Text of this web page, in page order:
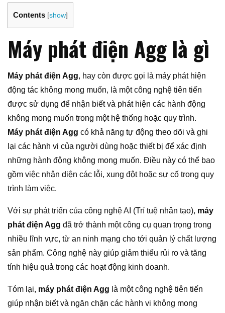
Contents [show]
Máy phát điện Agg là gì
Máy phát điện Agg, hay còn được gọi là máy phát hiện
động tác không mong muốn, là một công nghệ tiên tiến
được sử dụng để nhận biết và phát hiện các hành động
không mong muốn trong một hệ thống hoặc quy trình.
Máy phát điện Agg có khả năng tự động theo dõi và ghi
lại các hành vi của người dùng hoặc thiết bị để xác định
những hành động không mong muốn. Điều này có thể bao
gồm việc nhận diện các lỗi, xung đột hoặc sự cố trong quy
trình làm việc.
Với sự phát triển của công nghệ AI (Trí tuệ nhân tạo), máy
phát điện Agg đã trở thành một công cụ quan trọng trong
nhiều lĩnh vực, từ an ninh mạng cho tới quản lý chất lượng
sản phẩm. Công nghệ này giúp giảm thiểu rủi ro và tăng
tính hiệu quả trong các hoạt động kinh doanh.
Tóm lại, máy phát điện Agg là một công nghệ tiên tiến
giúp nhận biết và ngăn chặn các hành vi không mong